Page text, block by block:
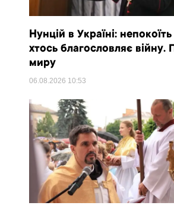
Нунцій в Україні:
хтось благословляє війну.
миру
06.08.2026 10:53